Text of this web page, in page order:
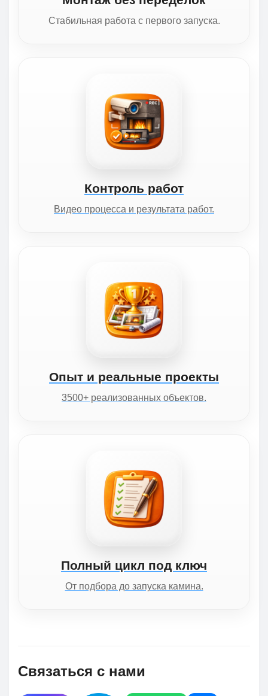
Стабильная работа с первого запуска.
Контроль работ
Видео процесса и результата работ.
Опыт и реальные проекты
3500+ реализованных объектов.
Полный цикл под ключ
От подбора до запуска камина.
Связаться с нами